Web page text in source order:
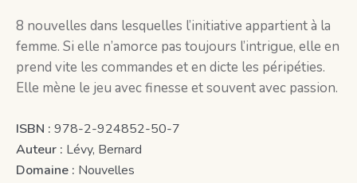
8 nouvelles dans lesquelles l’initiative appartient à la
femme. Si elle n’amorce pas toujours l’intrigue, elle en
prend vite les commandes et en dicte les péripéties.
Elle mène le jeu avec finesse et souvent avec passion.
ISBN : 978-2-924852-50-7
Auteur : Lévy, Bernard
Domaine : Nouvelles